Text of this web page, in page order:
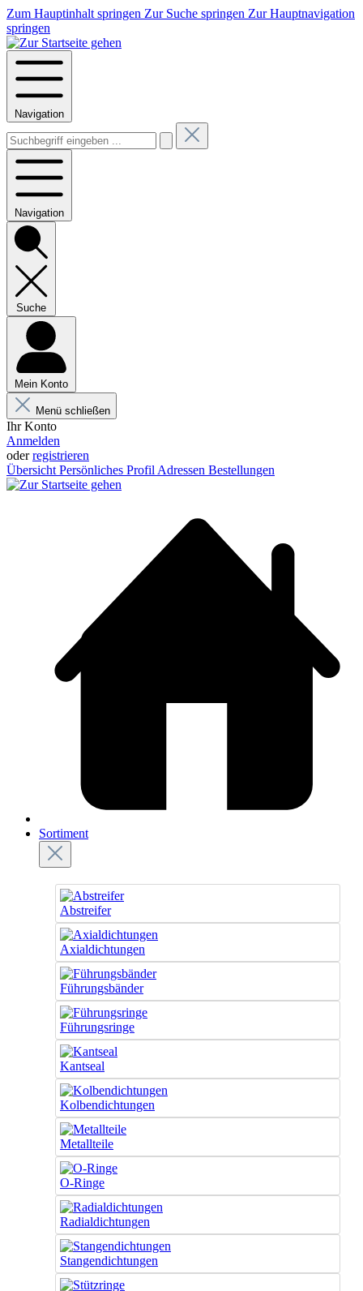
Zum Hauptinhalt springen Zur Suche springen Zur Hauptnavigation
springen
Navigation
Navigation
Suche
Mein Konto
Menü schließen
Ihr Konto
Anmelden
oderregistrieren
Übersicht Persönliches Profil Adressen Bestellungen
Sortiment
Abstreifer
Axialdichtungen
Führungsbänder
Führungsringe
Kantseal
Kolbendichtungen
Metallteile
O-Ringe
Radialdichtungen
Stangendichtungen